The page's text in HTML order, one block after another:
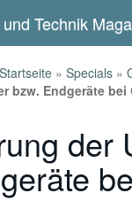
Technik
Startseite » Specials »
bzw. Endgeräte bei
der